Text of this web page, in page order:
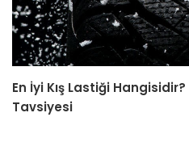
En İyi Kış Lastiği
Tavsiyesi